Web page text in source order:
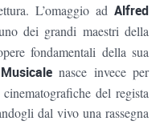
L’omaggio ad Alfred
dei grandi maestri della
fondamentali della sua
nasce invece per
del regista
dal vivo una rassegna